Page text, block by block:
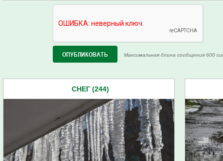
Максимальная длина сообщения 600
СНЕГ (244)